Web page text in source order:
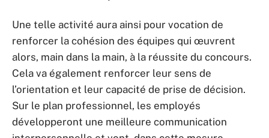
Une telle activité aura ainsi pour vocation de
renforcer la cohésion des équipes qui œuvrent
alors, main dans la main, à la réussite du concours.
Cela va également renforcer leur sens de
l’orientation et leur capacité de prise de décision.
Sur le plan professionnel, les employés
développeront une meilleure communication